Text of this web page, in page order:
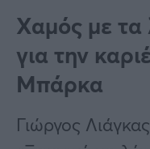
Πολιτική
Τράπεζες
Επιδοτήσεις
ΕΣΠΑ
Κόσμος
Lifestyle
Χαμός με τα
για την
Μπάρκα
Γιώργος